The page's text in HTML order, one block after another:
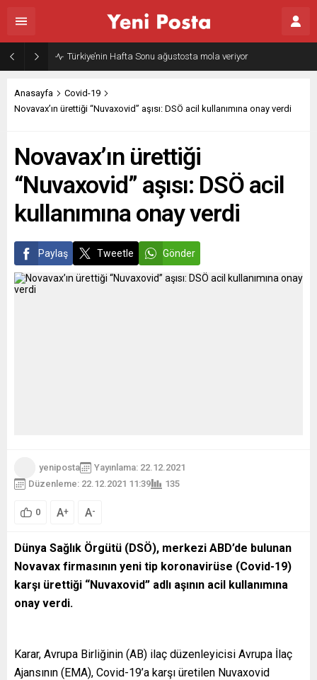
Türkiye’nin Hafta Sonu ağustosta mola veriyor
Anasayfa
Covid-19
Novavax’ın ürettiği “Nuvaxovid” aşısı: DSÖ acil kullanımına onay verdi
Novavax’ın ürettiği
“Nuvaxovid” aşısı: DSÖ acil
kullanımına onay verdi
Paylaş Tweetle Gönder
yeniposta
Yayınlama: 22.12.2021
Düzenleme: 22.12.2021 11:39
135
0 A+ A-
Dünya Sağlık Örgütü (DSÖ), merkezi ABD’de bulunan
Novavax firmasının yeni tip koronavirüse (Covid-19)
karşı ürettiği “Nuvaxovid” adlı aşının acil kullanımına
onay verdi.
Karar, Avrupa Birliğinin (AB) ilaç düzenleyicisi Avrupa İlaç
Ajansının (EMA), Covid-19’a karşı üretilen Nuvaxovid